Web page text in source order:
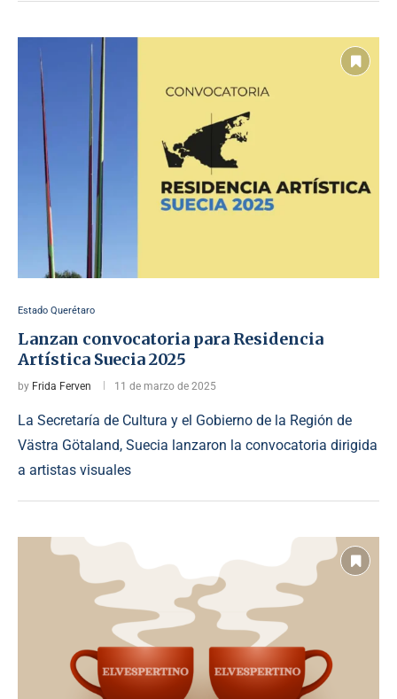
Estado Querétaro
Lanzan convocatoria para Residencia
Artística Suecia 2025
by Frida Ferven 11 de marzo de 2025
La Secretaría de Cultura y el Gobierno de la Región de
Västra Götaland, Suecia lanzaron la convocatoria dirigida
a artistas visuales